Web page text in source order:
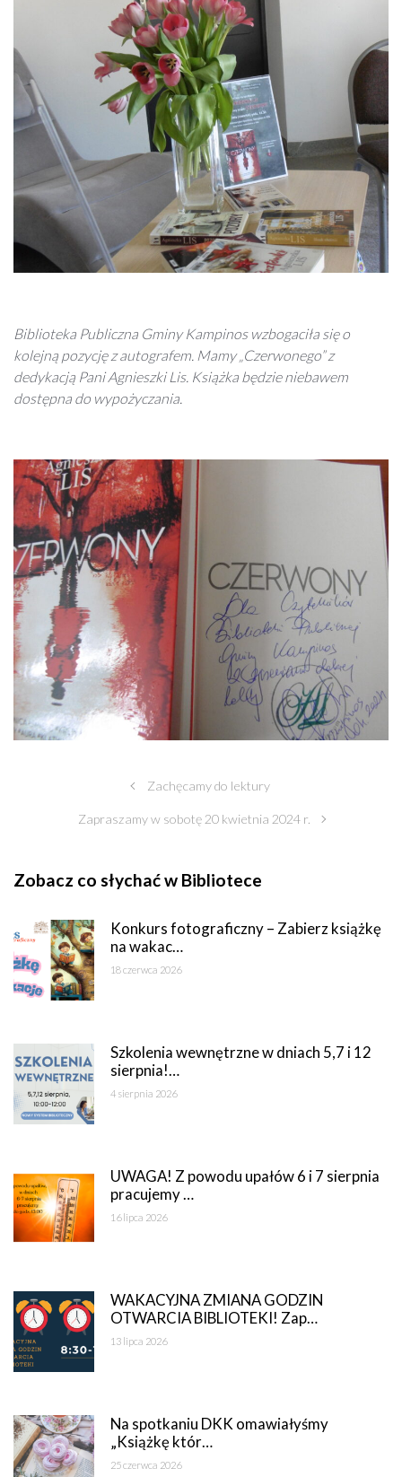
Biblioteka Publiczna Gminy Kampinos wzbogaciła się o
kolejną pozycję z autografem. Mamy „Czerwonego” z
dedykacją Pani Agnieszki Lis. Książka będzie niebawem
dostępna do wypożyczania.
Zachęcamy do lektury
Zapraszamy w sobotę 20 kwietnia 2024 r.
Zobacz co słychać w Bibliotece
Konkurs fotograficzny – Zabierz książkę
na wakac…
18 czerwca 2026
Szkolenia wewnętrzne w dniach 5,7 i 12
sierpnia!…
4 sierpnia 2026
UWAGA! Z powodu upałów 6 i 7 sierpnia
pracujemy …
16 lipca 2026
WAKACYJNA ZMIANA GODZIN
OTWARCIA BIBLIOTEKI! Zap…
13 lipca 2026
Na spotkaniu DKK omawiałyśmy
„Książkę któr…
25 czerwca 2026